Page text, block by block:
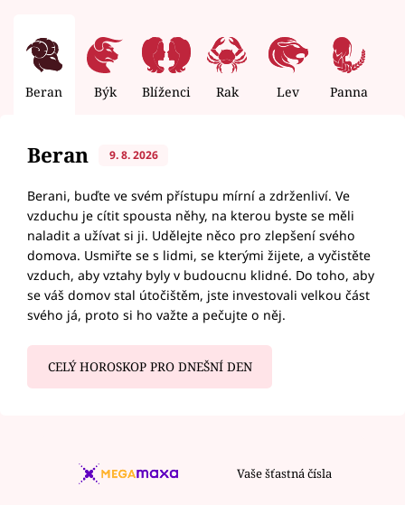
Beran Býk Blíženci Rak Lev Panna
Beran 9. 8. 2026
Berani, buďte ve svém přístupu mírní a zdrženliví. Ve
vzduchu je cítit spousta něhy, na kterou byste se měli
naladit a užívat si ji. Udělejte něco pro zlepšení svého
domova. Usmiřte se s lidmi, se kterými žijete, a vyčistěte
vzduch, aby vztahy byly v budoucnu klidné. Do toho, aby
se váš domov stal útočištěm, jste investovali velkou část
svého já, proto si ho važte a pečujte o něj.
CELÝ HOROSKOP PRO DNEŠNÍ DEN
Vaše šťastná čísla